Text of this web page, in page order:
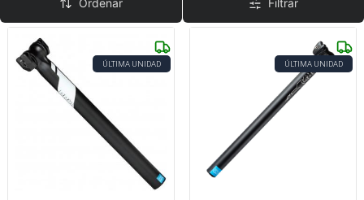
Ordenar Filtrar
ÚLTIMA UNIDAD ÚLTIMA UNIDAD